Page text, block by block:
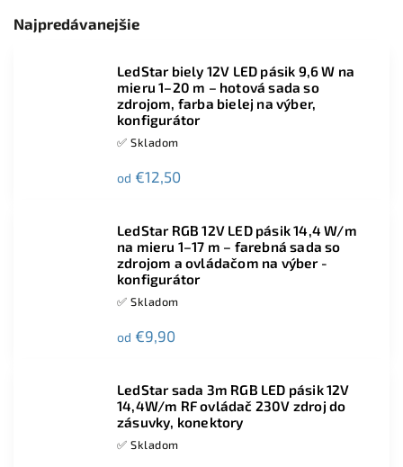
Najpredávanejšie
LedStar biely 12V LED pásik 9,6 W na
mieru 1–20 m – hotová sada so
zdrojom, farba bielej na výber,
konfigurátor
✅ Skladom
od €12,50
LedStar RGB 12V LED pásik 14,4 W/m
na mieru 1–17 m – farebná sada so
zdrojom a ovládačom na výber -
konfigurátor
✅ Skladom
od €9,90
LedStar sada 3m RGB LED pásik 12V
14,4W/m RF ovládač 230V zdroj do
zásuvky, konektory
✅ Skladom